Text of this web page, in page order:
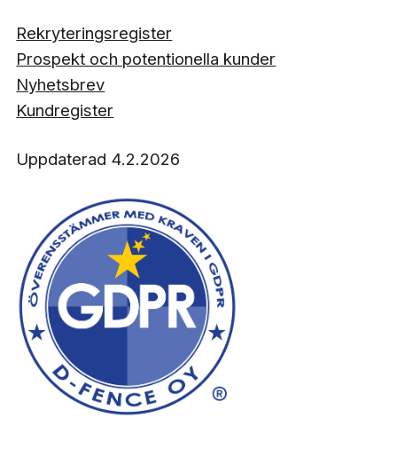
Rekryteringsregister
Prospekt och potentionella kunder
Nyhetsbrev
Kundregister
Uppdaterad 4.2.2026